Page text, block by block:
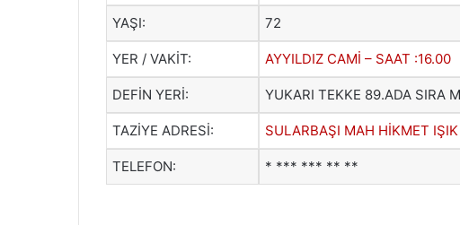
YAŞI: 72
YER / VAKİT: AYYILDIZ CAMİ – SAAT :16.00
DEFİN YERİ: YUKARI TEKKE 89.ADA SIRA
TAZİYE ADRESİ: SULARBAŞI MAH HİKMET
TELEFON: * *** *** ** **